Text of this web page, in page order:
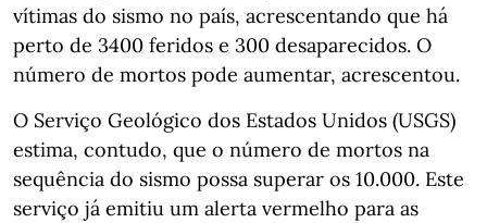
vítimas do sismo no país, acrescentando que há
perto de 3400 feridos e 300 desaparecidos. O
número de mortos pode aumentar, acrescentou.
O Serviço Geológico dos Estados Unidos (USGS)
estima, contudo, que o número de mortos na
sequência do sismo possa superar os 10.000. Este
serviço já emitiu um alerta vermelho para as